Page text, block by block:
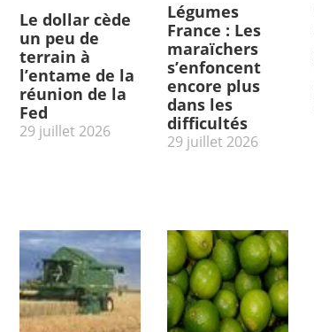
Le dollar cède
un peu de
terrain à
l’entame de la
réunion de la
Fed
29 juillet 2026
Légumes
France : Les
maraïchers
s’enfoncent
encore plus
dans les
difficultés
29 juillet 2026